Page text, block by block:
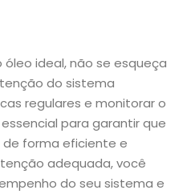
óleo ideal, não se esqueça
do sistema
regulares e monitorar o
para garantir que
forma eficiente e
adequada, você
do seu sistema e